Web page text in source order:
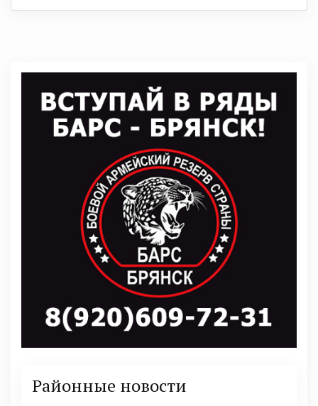
Районные новости